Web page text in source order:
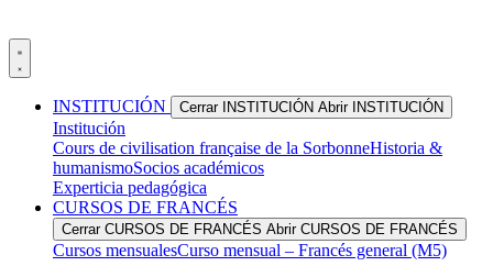
INSTITUCIÓN Cerrar INSTITUCIÓN Abrir INSTITUCIÓN
Institución
Cours de civilisation française de la SorbonneHistoria &
humanismoSocios académicos
Experticia pedagógica
CURSOS DE FRANCÉS
Cerrar CURSOS DE FRANCÉS Abrir CURSOS DE FRANCÉS
Cursos mensualesCurso mensual – Francés general (M5)